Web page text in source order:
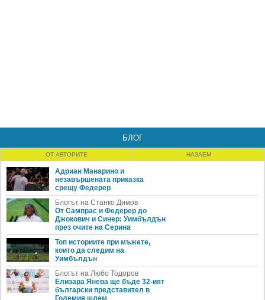
БЛОГ
ОТ АВТОРИТЕ НАЗАЕМ
Адриан Манарино и
незавършената приказка
срещу Федерер
Блогът на Станко Димов
От Сампрас и Федерер до
Джокович и Синер: Уимбълдън
през очите на Серина
Топ историите при мъжете,
които да следим на
Уимбълдън
Блогът на Любо Тодоров
Елизара Янева ще бъде 32-ият
български представител в
Големия шлем